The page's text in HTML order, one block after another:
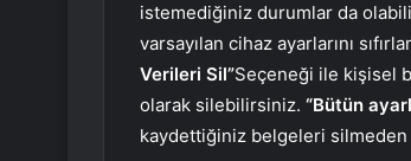
istemediğiniz durumlar da
varsayılan cihaz ayarlarını
Verileri Sil”Seçeneği ile kişisel
olarak silebilirsiniz. “Bütün
kaydettiğiniz belgeleri silmeden